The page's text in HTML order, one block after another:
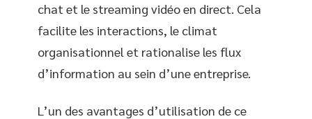
chat et le streaming vidéo en direct. Cela
facilite les interactions, le climat
organisationnel et rationalise les flux
d’information au sein d’une entreprise.
L’un des avantages d’utilisation de ce